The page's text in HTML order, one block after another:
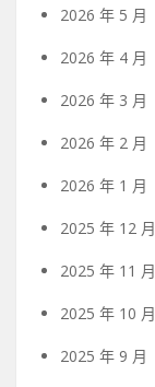
2026 年 5 月
2026 年 4 月
2026 年 3 月
2026 年 2 月
2026 年 1 月
2025 年 12 月
2025 年 11 月
2025 年 10 月
2025 年 9 月